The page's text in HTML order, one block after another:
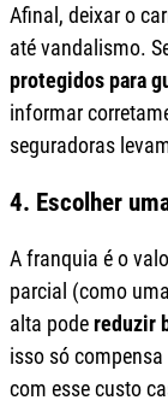
Afinal, deixar o
até vandalismo.
protegidos para
informar
seguradoras
4. Escolher
A franquia é o
parcial (como
alta podereduzir
isso só
com esse custo